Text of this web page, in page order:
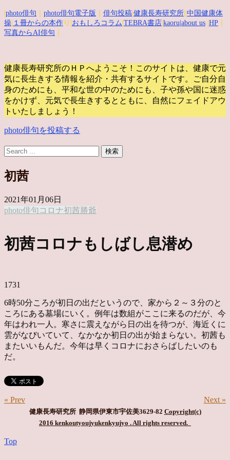
photo俳句 photo俳句電子版 俳句投稿 健康長寿研究所 中国健康体
操 １冊からの本作 り| おもしろコラム TEBRA書店 kaoru |about us HP
写真からAI俳句
健康長寿研究所のＨＰへようこそ！このサイトは、健康で元
気に長生きする情報を紹介・共有するサイトです。
ご自分自
身のためにも、平和な世の中のためにも、子や孫や国に迷惑
をかけず、元気で長生きするとともに、自然にフェイドアウ
トいたしましょう！
photo俳句を投稿する
初茜
2021年01月06日
photo俳句 コロナ初茜 勝爺
初茜コロナもしばし息潜め
1731
6時50分ころが初日の出だというので、家から２～３分のと
ころにある墓場にいく。例年は数組がここに来るのだが、今
年はわれ一人。寒さに震えながら日の出を待つが、海近くに
雲がなびいていて、なかなか初日の出が始まらない。初茜も
またいいもんだ。今年は早くコロナにおさらばしたいのも
だ。
« Prev Next »
健康長寿研究所 静岡県伊東市宇佐美3629-82 Copyright(c)
2016 kenkoutyoujyukenkyujyo . All rights reserved.
Top